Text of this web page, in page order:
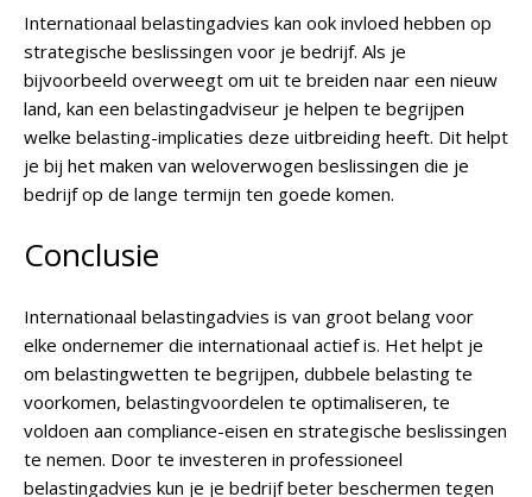
Internationaal belastingadvies kan ook invloed hebben op
strategische beslissingen voor je bedrijf. Als je
bijvoorbeeld overweegt om uit te breiden naar een nieuw
land, kan een belastingadviseur je helpen te begrijpen
welke belasting-implicaties deze uitbreiding heeft. Dit helpt
je bij het maken van weloverwogen beslissingen die je
bedrijf op de lange termijn ten goede komen.
Conclusie
Internationaal belastingadvies is van groot belang voor
elke ondernemer die internationaal actief is. Het helpt je
om belastingwetten te begrijpen, dubbele belasting te
voorkomen, belastingvoordelen te optimaliseren, te
voldoen aan compliance-eisen en strategische beslissingen
te nemen. Door te investeren in professioneel
belastingadvies kun je je bedrijf beter beschermen tegen